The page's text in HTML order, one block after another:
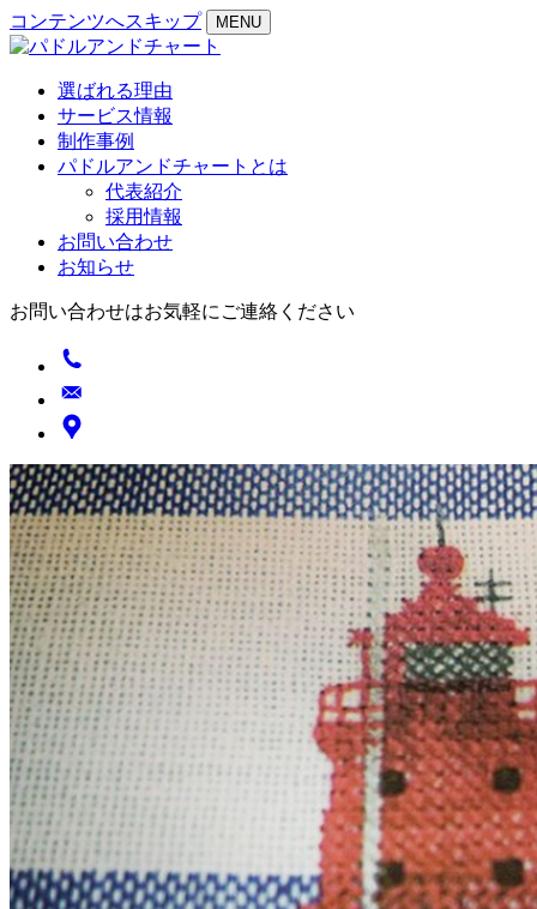
コンテンツへスキップ MENU
選ばれる理由
サービス情報
制作事例
パドルアンドチャートとは
代表紹介
採用情報
お問い合わせ
お知らせ
お問い合わせはお気軽にご連絡ください